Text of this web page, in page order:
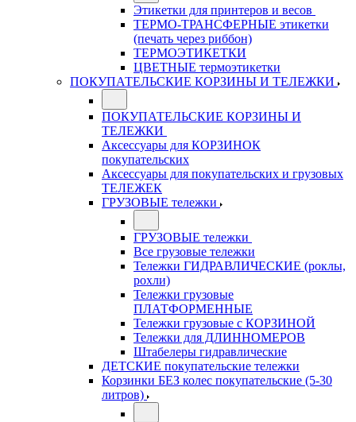
Этикетки для принтеров и весов
ТЕРМО-ТРАНСФЕРНЫЕ этикетки
(печать через риббон)
ТЕРМОЭТИКЕТКИ
ЦВЕТНЫЕ термоэтикетки
ПОКУПАТЕЛЬСКИЕ КОРЗИНЫ И ТЕЛЕЖКИ
ПОКУПАТЕЛЬСКИЕ КОРЗИНЫ И
ТЕЛЕЖКИ
Аксессуары для КОРЗИНОК
покупательских
Аксессуары для покупательских и грузовых
ТЕЛЕЖЕК
ГРУЗОВЫЕ тележки
ГРУЗОВЫЕ тележки
Все грузовые тележки
Тележки ГИДРАВЛИЧЕСКИЕ (роклы,
рохли)
Тележки грузовые
ПЛАТФОРМЕННЫЕ
Тележки грузовые с КОРЗИНОЙ
Тележки для ДЛИННОМЕРОВ
Штабелеры гидравлические
ДЕТСКИЕ покупательские тележки
Корзинки БЕЗ колес покупательские (5-30
литров)